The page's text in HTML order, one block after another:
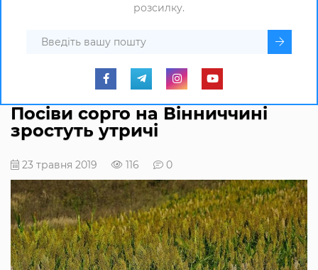
розсилку.
Посіви сорго на Вінниччині
зростуть утричі
23 травня 2019 116 0